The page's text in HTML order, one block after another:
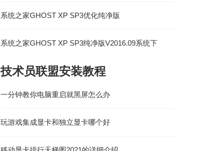
系统之家GHOST XP SP3优化纯净版
系统之家GHOST XP SP3纯净版V2016.09系统下
技术员联盟安装教程
一分钟教你电脑重启就黑屏怎么办
玩游戏集成显卡和独立显卡哪个好